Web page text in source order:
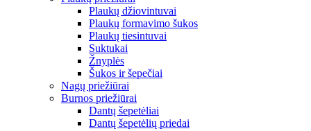
Plaukų džiovintuvai
Plaukų formavimo šukos
Plaukų tiesintuvai
Suktukai
Žnyplės
Šukos ir šepečiai
Nagų priežiūrai
Burnos priežiūrai
Dantų šepetėliai
Dantų šepetėlių priedai